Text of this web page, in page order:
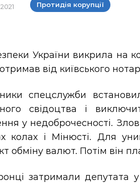
Протидія корупції
України викрила на
від київського
спецслужби
свідоцтва і
у недоброчесності.
колах і Мінюсті. Для
обміну валют. Потім він
затримали депутата